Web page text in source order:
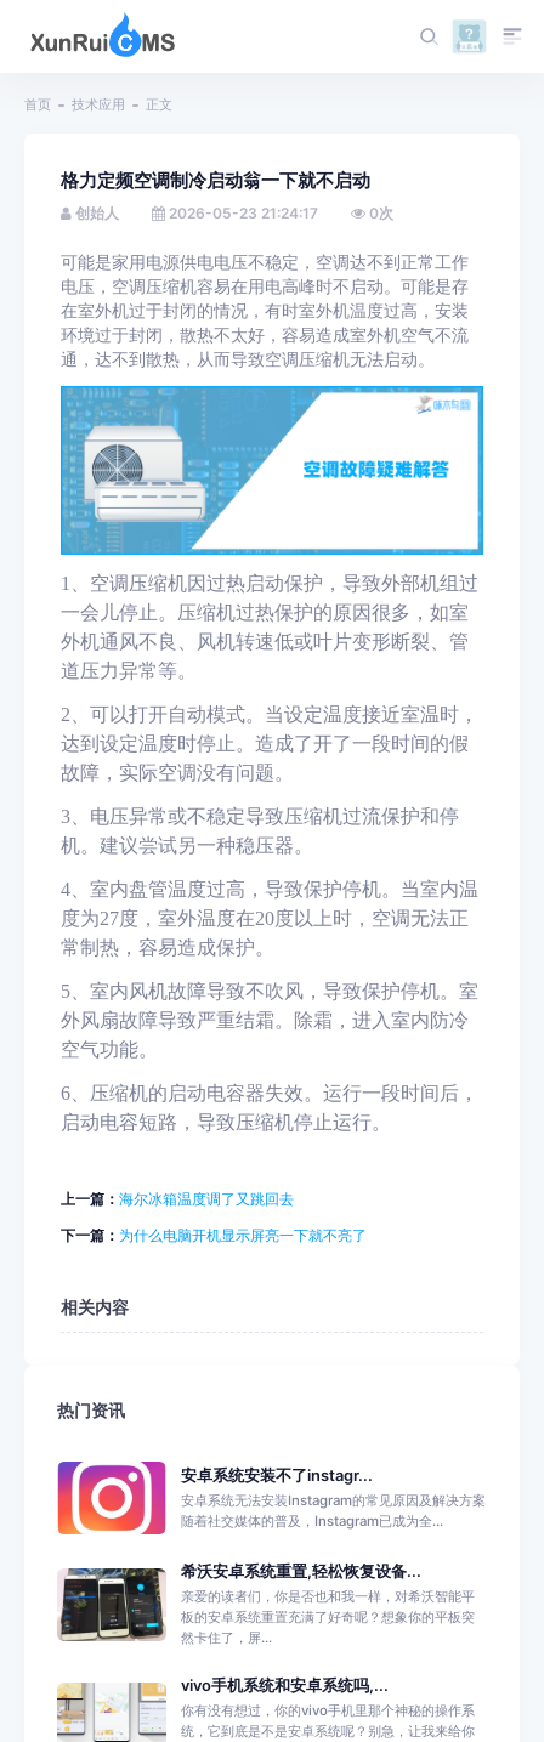
首页 技术应用 正文
格力定频空调制冷启动翁一下就不启动
创始人 2026-05-23 21:24:17 0次
可能是家用电源供电电压不稳定，空调达不到正常工作
电压，空调压缩机容易在用电高峰时不启动。可能是存
在室外机过于封闭的情况，有时室外机温度过高，安装
环境过于封闭，散热不太好，容易造成室外机空气不流
通，达不到散热，从而导致空调压缩机无法启动。
1
空调压缩机因过热启动保护，导致外部机组过
一会儿停止。压缩机过热保护的原因很多，如室
外机通风不良、风机转速低或叶片变形断裂、管
道压力异常等。
2
可以打开自动模式。当设定温度接近室温时，
达到设定温度时停止。造成了开了一段时间的假
故障，实际空调没有问题。
3
电压异常或不稳定导致压缩机过流保护和停
机。建议尝试另一种稳压器。
4
室内盘管温度过高，导致保护停机。当室内温
度为27度，室外温度在20度以上时，空调无法正
常制热，容易造成保护。
5
室内风机故障导致不吹风，导致保护停机。室
外风扇故障导致严重结霜。除霜，进入室内防冷
空气功能。
6
压缩机的启动电容器失效。运行一段时间后，
启动电容短路，导致压缩机停止运行。
上一篇： 海尔冰箱温度调了又跳回去
下一篇： 为什么电脑开机显示屏亮一下就不亮了
相关内容
热门资讯
安卓系统安装不了instagr...
安卓系统无法安装Instagram的常见原因及解决方案
随着社交媒体的普及，Instagram已成为全...
希沃安卓系统重置,轻松恢复设备...
亲爱的读者们，你是否也和我一样，对希沃智能平
板的安卓系统重置充满了好奇呢？想象你的平板突
然卡住了，屏...
vivo手机系统和安卓系统吗,...
你有没有想过，你的vivo手机里那个神秘的操作系
统，它到底是不是安卓系统呢？别急，让我来给你